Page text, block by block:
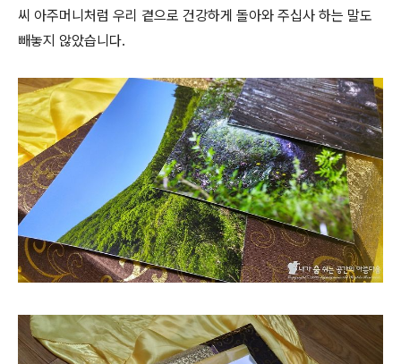
씨 아주머니처럼 우리 곁으로 건강하게 돌아와 주십사 하는 말도
빼놓지 않았습니다.